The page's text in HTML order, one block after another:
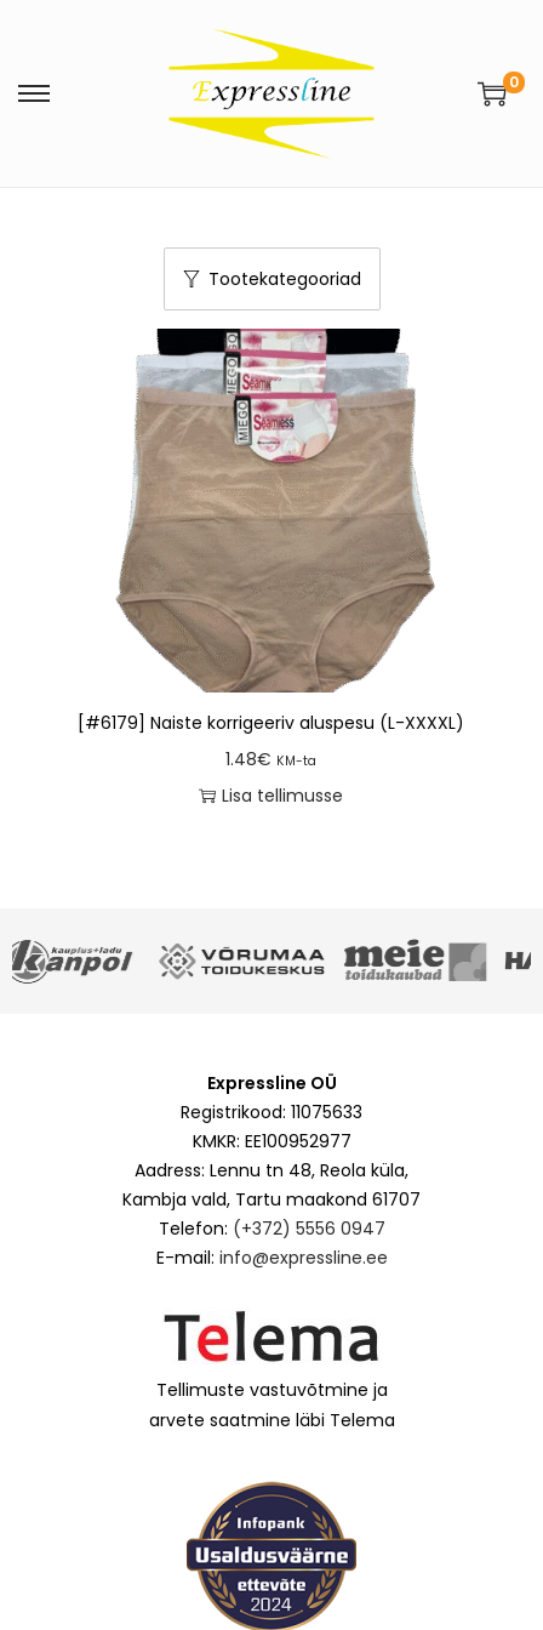
0
Tootekategooriad
[#6179] Naiste korrigeeriv aluspesu (L-XXXXL)
1.48€ KM-ta
Lisa tellimusse
Expressline OÜ
Registrikood: 11075633
KMKR: EE100952977
Aadress: Lennu tn 48, Reola küla,
Kambja vald, Tartu maakond 61707
Telefon: (+372) 5556 0947
E-mail: info@expressline.ee
Tellimuste vastuvõtmine ja
arvete saatmine läbi Telema